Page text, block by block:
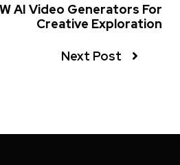
AI Video Generators For
Creative Exploration
Next Post